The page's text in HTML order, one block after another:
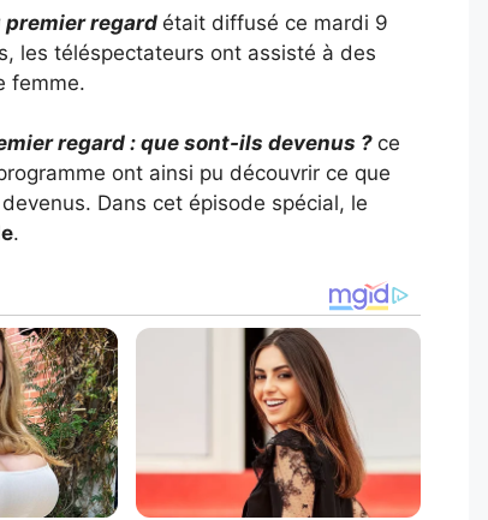
premier regard était diffusé ce mardi 9
les téléspectateurs ont assisté à des
femme.
regard : que sont-ils devenus ? ce
ont ainsi pu découvrir ce que
Dans cet épisode spécial, le
.